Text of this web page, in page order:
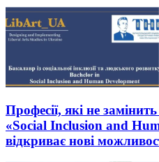
Професії, які не
«Social Inclusion and
відкриває нові